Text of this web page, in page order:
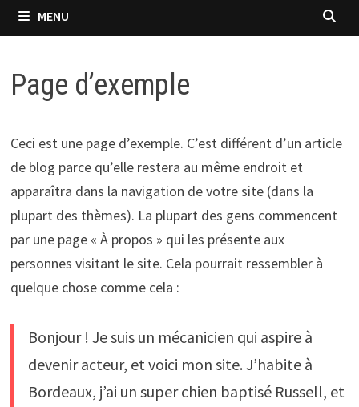
MENU
Page d’exemple
Ceci est une page d’exemple. C’est différent d’un article
de blog parce qu’elle restera au même endroit et
apparaîtra dans la navigation de votre site (dans la
plupart des thèmes). La plupart des gens commencent
par une page « À propos » qui les présente aux
personnes visitant le site. Cela pourrait ressembler à
quelque chose comme cela :
Bonjour ! Je suis un mécanicien qui aspire à
devenir acteur, et voici mon site. J’habite à
Bordeaux, j’ai un super chien baptisé Russell, et